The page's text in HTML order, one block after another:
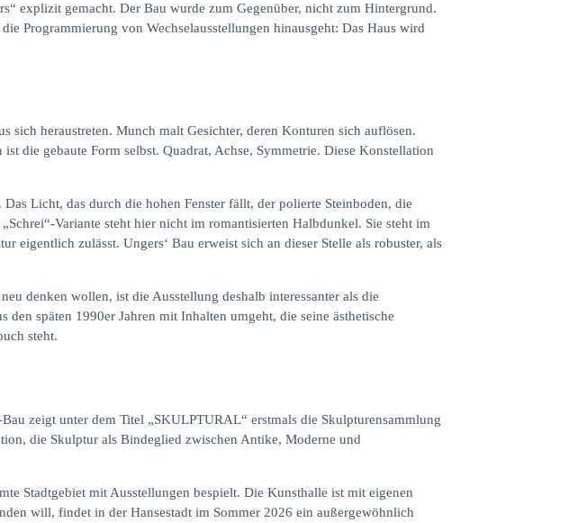
explizit gemacht. Der Bau wurde zum Gegenüber, nicht zum Hintergrund.
Programmierung von Wechselausstellungen hinausgeht: Das Haus wird
sich heraustreten. Munch malt Gesichter, deren Konturen sich auflösen.
die gebaute Form selbst. Quadrat, Achse, Symmetrie. Diese Konstellation
Licht, das durch die hohen Fenster fällt, der polierte Steinboden, die
Variante steht hier nicht im romantisierten Halbdunkel. Sie steht im
eigentlich zulässt. Ungers‘ Bau erweist sich an dieser Stelle als robuster, als
denken wollen, ist die Ausstellung deshalb interessanter als die
späten 1990er Jahren mit Inhalten umgeht, die seine ästhetische
steht.
zeigt unter dem Titel „SKULPTURAL“ erstmals die Skulpturensammlung
die Skulptur als Bindeglied zwischen Antike, Moderne und
Stadtgebiet mit Ausstellungen bespielt. Die Kunsthalle ist mit eigenen
will, findet in der Hansestadt im Sommer 2026 ein außergewöhnlich